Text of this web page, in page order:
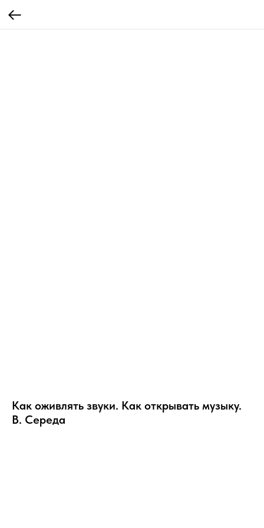
Как оживлять звуки. Как открывать музыку.
В. Середа